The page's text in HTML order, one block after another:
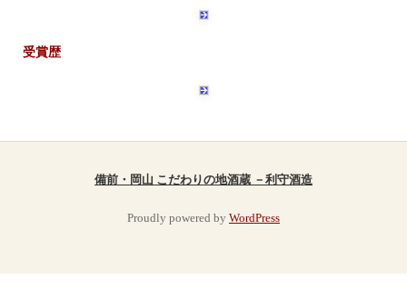
受賞歴
備前・岡山 こだわりの地酒蔵 －利守酒造
Proudly powered by WordPress